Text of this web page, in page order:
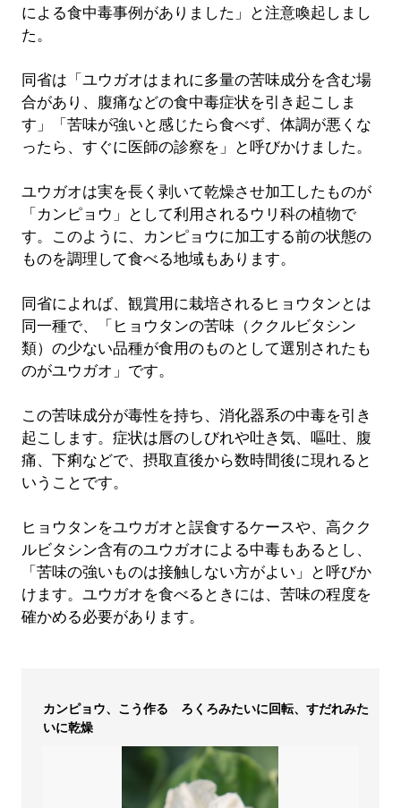
による食中毒事例がありました」と注意喚起しまし
た。
同省は「ユウガオはまれに多量の苦味成分を含む場
合があり、腹痛などの食中毒症状を引き起こしま
す」「苦味が強いと感じたら食べず、体調が悪くな
ったら、すぐに医師の診察を」と呼びかけました。
ユウガオは実を長く剥いて乾燥させ加工したものが
「カンピョウ」として利用されるウリ科の植物で
す。このように、カンピョウに加工する前の状態の
ものを調理して食べる地域もあります。
同省によれば、観賞用に栽培されるヒョウタンとは
同一種で、「ヒョウタンの苦味（ククルビタシン
類）の少ない品種が食用のものとして選別されたも
のがユウガオ」です。
この苦味成分が毒性を持ち、消化器系の中毒を引き
起こします。症状は唇のしびれや吐き気、嘔吐、腹
痛、下痢などで、摂取直後から数時間後に現れると
いうことです。
ヒョウタンをユウガオと誤食するケースや、高クク
ルビタシン含有のユウガオによる中毒もあるとし、
「苦味の強いものは接触しない方がよい」と呼びか
けます。ユウガオを食べるときには、苦味の程度を
確かめる必要があります。
カンピョウ、こう作る ろくろみたいに回転、すだれみた
いに乾燥